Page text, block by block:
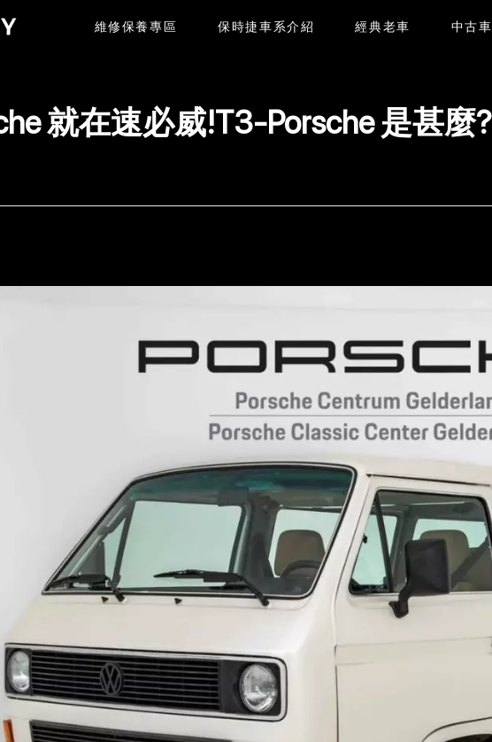
維修保養專區 保時捷車系介紹 經典老車 中古
就在速必威!T3-Porsche 是甚麼